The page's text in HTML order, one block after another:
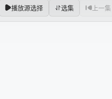
播放源选择 选集 上一集